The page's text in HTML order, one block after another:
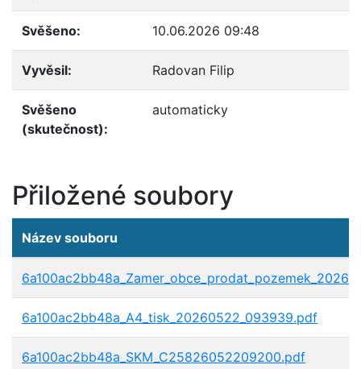
Svěšeno: 10.06.2026 09:48
Vyvěsil: Radovan Filip
Svěšeno
(skutečnost):
automaticky
Přiložené soubory
Název souboru
6a100ac2bb48a_A4_tisk_20260522_093939.pdf
6a100ac2bb48a_SKM_C25826052209200.pdf